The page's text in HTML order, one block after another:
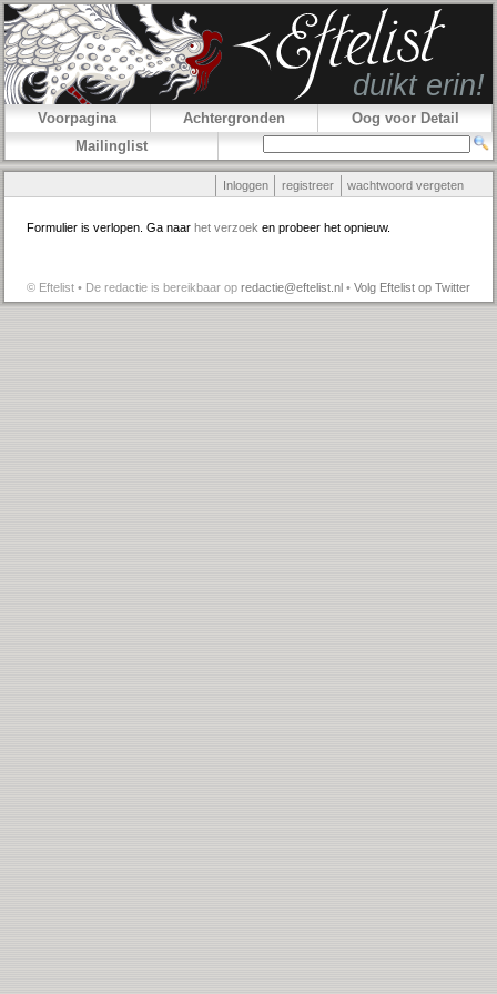
Voorpagina Achtergronden
Oog voor Detail
Mailinglist
Inloggen registreer wachtwoord vergeten
Formulier is verlopen. Ga naar het verzoek en probeer het opnieuw.
© Eftelist • De redactie is bereikbaar op redactie@eftelist.nl • Volg Eftelist op Twitter